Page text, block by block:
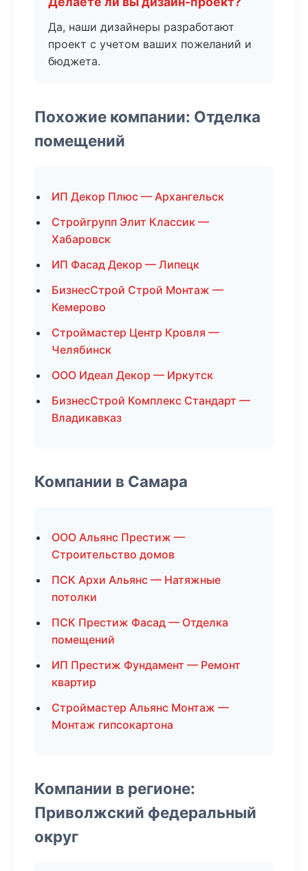
Да, наши дизайнеры разработают
проект с учетом ваших пожеланий и
бюджета.
Похожие компании: Отделка
помещений
ИП Декор Плюс — Архангельск
Стройгрупп Элит Классик —
Хабаровск
ИП Фасад Декор — Липецк
БизнесСтрой Строй Монтаж —
Кемерово
Строймастер Центр Кровля —
Челябинск
ООО Идеал Декор — Иркутск
БизнесСтрой Комплекс Стандарт —
Владикавказ
Компании в Самара
ООО Альянс Престиж —
Строительство домов
ПСК Архи Альянс — Натяжные
потолки
ПСК Престиж Фасад — Отделка
помещений
ИП Престиж Фундамент — Ремонт
квартир
Строймастер Альянс Монтаж —
Монтаж гипсокартона
Компании в регионе:
Приволжский федеральный
округ